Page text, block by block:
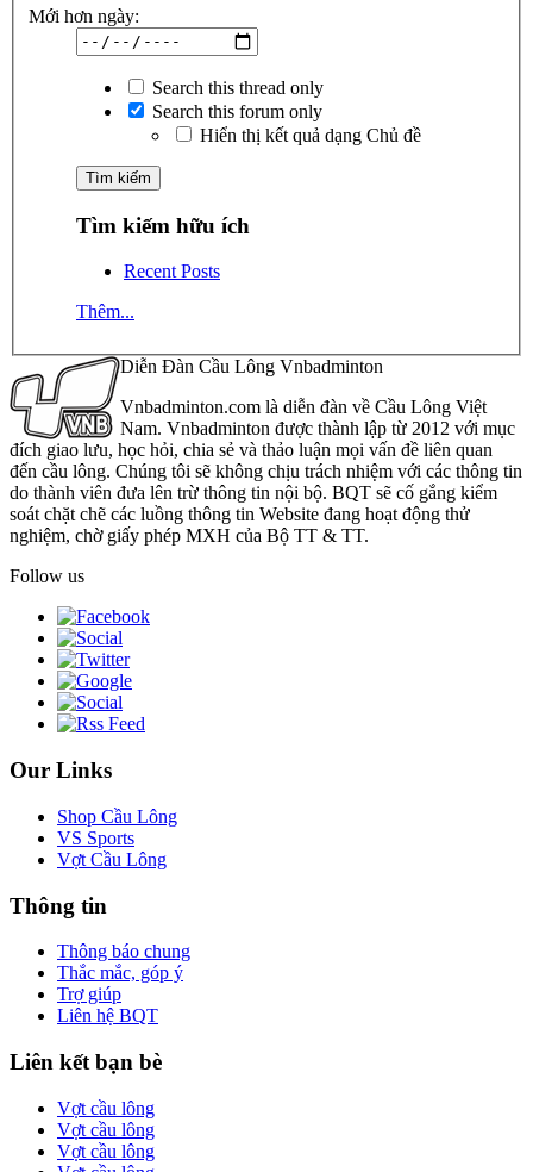
Mới hơn ngày:
Search this thread only
Search this forum only
Hiển thị kết quả dạng Chủ đề
Tìm kiếm hữu ích
Recent Posts
Thêm...
Diễn Đàn Cầu Lông Vnbadminton
Vnbadminton.com là diễn đàn về Cầu Lông Việt
Nam. Vnbadminton được thành lập từ 2012 với mục
đích giao lưu, học hỏi, chia sẻ và thảo luận mọi vấn đề liên quan
đến cầu lông. Chúng tôi sẽ không chịu trách nhiệm với các thông tin
do thành viên đưa lên trừ thông tin nội bộ. BQT sẽ cố gắng kiểm
soát chặt chẽ các luồng thông tin Website đang hoạt động thử
nghiệm, chờ giấy phép MXH của Bộ TT & TT.
Follow us
Our Links
Shop Cầu Lông
VS Sports
Vợt Cầu Lông
Thông tin
Thông báo chung
Thắc mắc, góp ý
Trợ giúp
Liên hệ BQT
Liên kết bạn bè
Vợt cầu lông
Vợt cầu lông
Vợt cầu lông